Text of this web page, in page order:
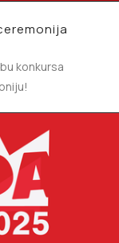
konkursa